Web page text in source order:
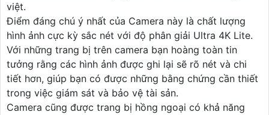
việt.
Điểm đáng chú ý nhất của Camera này là chất lượng
hình ảnh cực kỳ sắc nét với độ phân giải Ultra 4K Lite.
Với những trang bị trên camera bạn hoàng toàn tin
tưởng rằng các hình ảnh được ghi lại sẽ rõ nét và chi
tiết hơn, giúp bạn có được những bằng chứng cần thiết
trong việc giám sát và bảo vệ tài sản.
Camera cũng được trang bị hồng ngoại có khả năng